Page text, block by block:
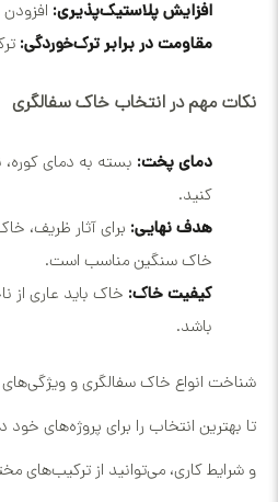
افزایش پلاستیک‌پذیری:
مقاومت در برابر ترک‌خوردگی:
نکات مهم در انتخاب خاک سفالگری
دمای پخت: بسته به دمای
کنید.
هدف نهایی: برای آثار ظریف،
خاک سنگین مناسب است.
کیفیت خاک: خاک باید عاری از
باشد.
شناخت انواع خاک سفالگری و
تا بهترین انتخاب را برای پروژه‌های خود
و شرایط کاری، می‌توانید از ترکیب‌های